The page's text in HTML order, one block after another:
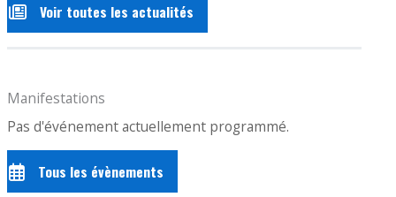
Voir toutes les actualités
Manifestations
Pas d'événement actuellement programmé.
Tous les évènements